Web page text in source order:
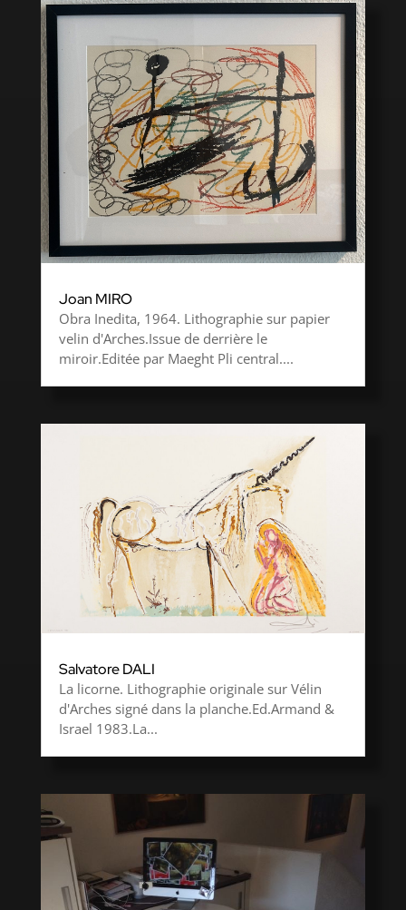
Joan MIRO
Obra Inedita, 1964. Lithographie sur papier
velin d'Arches.Issue de derrière le
miroir.Editée par Maeght Pli central....
Salvatore DALI
La licorne. Lithographie originale sur Vélin
d'Arches signé dans la planche.Ed.Armand &
Israel 1983.La...